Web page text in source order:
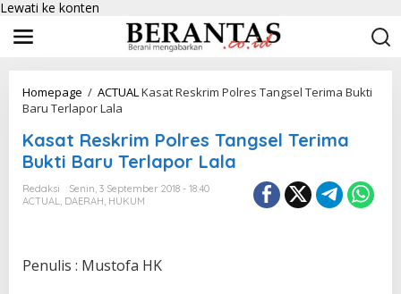
Lewati ke konten
Homepage / ACTUALKasat Reskrim Polres Tangsel Terima Bukti
Baru Terlapor Lala
Kasat Reskrim Polres Tangsel Terima
Bukti Baru Terlapor Lala
Redaksi
Senin, 3 September 2018 - 18:40
ACTUAL, DAERAH, HUKUM
Penulis : Mustofa HK